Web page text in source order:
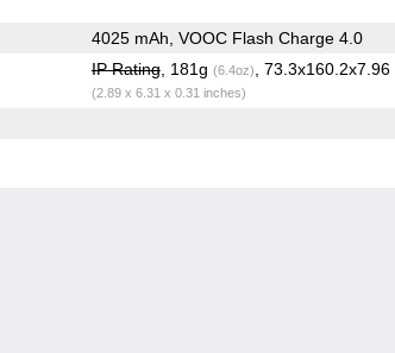
4025 mAh, VOOC Flash Charge 4.0
IP Rating, 181g (6.4oz) , 73.3x160.2x7.96
(2.89 x 6.31 x 0.31 inches)